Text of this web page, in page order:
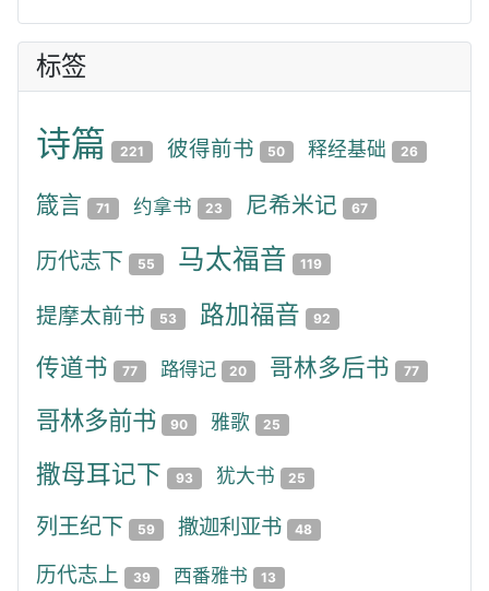
标签
诗篇 221 彼得前书 50 释经基础 26
箴言 71 约拿书 23 尼希米记 67
历代志下 55 马太福音 119
提摩太前书 53 路加福音 92
传道书 77 路得记 20 哥林多后书 77
哥林多前书 90 雅歌 25
撒母耳记下 93 犹大书 25
列王纪下 59 撒迦利亚书 48
历代志上 39 西番雅书 13